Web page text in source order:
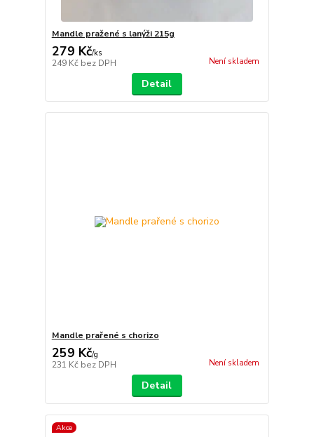
Mandle pražené s lanýži 215g
279 Kč/ks
249 Kč bez DPH Není skladem
Detail
Mandle prařené s chorizo
259 Kč/g
231 Kč bez DPH Není skladem
Detail
Akce